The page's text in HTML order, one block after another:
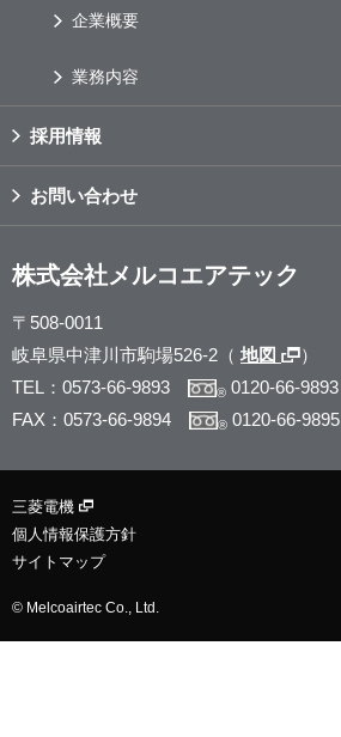
企業概要
業務内容
採用情報
お問い合わせ
株式会社メルコエアテック
〒508-0011
岐阜県中津川市駒場526-2（ 地図
）
TEL：0573-66-9893
® 0120-66-9893
FAX：0573-66-9894
® 0120-66-9895
三菱電機
個人情報保護方針
サイトマップ
© Melcoairtec Co., Ltd.